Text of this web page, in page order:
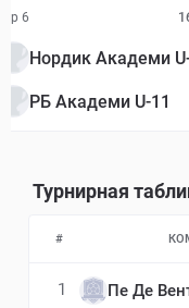
6
Нордик Академи
РБ Академи U-11
Турнирная
#
1 Пе Де